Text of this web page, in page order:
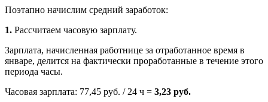
Поэтапно начислим средний заработок:
1. Рассчитаем часовую зарплату.
Зарплата, начисленная работнице за отработанное время в
январе, делится на фактически проработанные в течение этого
периода часы.
Часовая зарплата: 77,45 руб. / 24 ч = 3,23 руб.